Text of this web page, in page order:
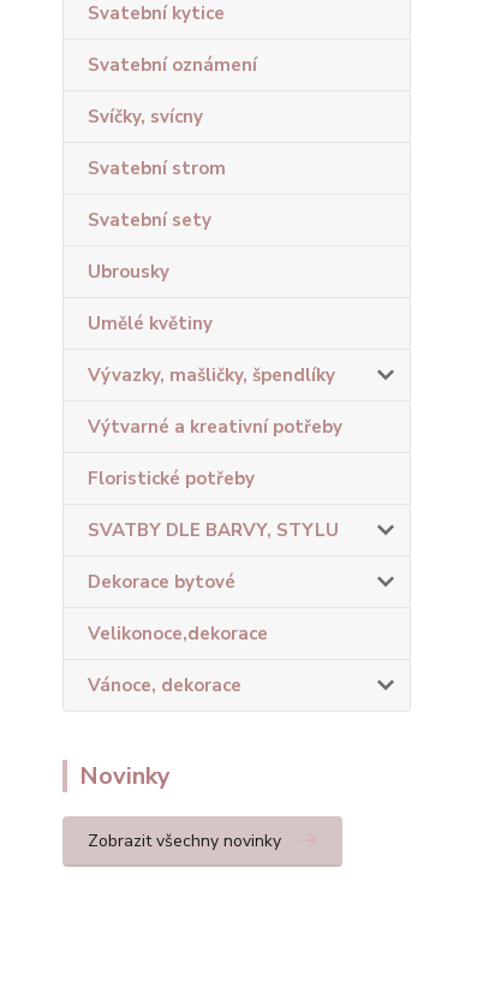
Svatební kytice
Svatební oznámení
Svíčky, svícny
Svatební strom
Svatební sety
Ubrousky
Umělé květiny
Vývazky, mašličky, špendlíky
Výtvarné a kreativní potřeby
Floristické potřeby
SVATBY DLE BARVY, STYLU
Dekorace bytové
Velikonoce,dekorace
Vánoce, dekorace
Novinky
Zobrazit všechny novinky